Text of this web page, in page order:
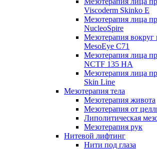
Viscoderm Skinko E
Мезотерапия лица
NucleoSpire
Мезотерапия вокруг
MesoEye С71
Мезотерапия лица
NCTF 135 HA
Мезотерапия лица
Skin Line
Мезотерапия тела
Мезотерапия живота
Мезотерапия от
Липолитическая
Мезотерапия рук
Нитевой лифтинг
Нити под глаза